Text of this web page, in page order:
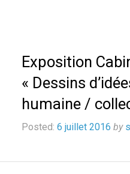
Exposition
« Dessins
humaine /
Posted: 6 juillet 2016 by